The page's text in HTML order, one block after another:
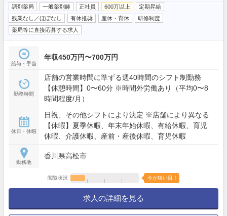
調剤薬局 一般薬剤師 正社員 600万以上
定期昇給
残業なし／ほぼなし
有休推奨 産休・育休
研修制度
薬局等に直接応募する求人
給与・手当
年収450万円〜700万円
勤務時間
店舗の営業時間に準ずる週40時間のシフト制勤務
【休憩時間】0〜60分 ※時間外労働あり（平均0〜8
時間程度/月）
休日・休暇
日祝、その他シフトにより決定 ※店舗により異なる
【休暇】夏季休暇、年末年始休暇、有給休暇、育児
休暇、介護休暇、産前・産後休暇、育児休暇
勤務地
香川県高松市
閲覧状況 今が狙い目！
求人の詳細を見る